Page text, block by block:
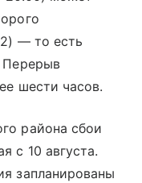
— то есть
Перерыв
шести часов.
района сбои
с 10 августа.
запланированы